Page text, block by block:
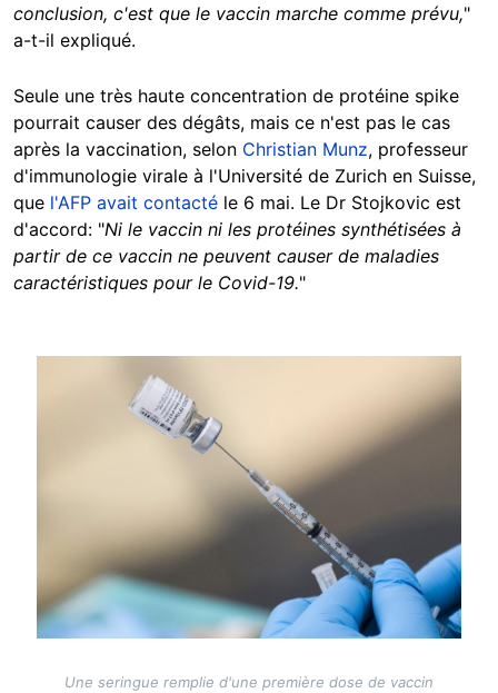
conclusion, c'est que le vaccin marche comme prévu,"
a-t-il expliqué.
Seule une très haute concentration de protéine spike
pourrait causer des dégâts, mais ce n'est pas le cas
après la vaccination, selon Christian Munz, professeur
d'immunologie virale à l'Université de Zurich en Suisse,
que l'AFP avait contacté le 6 mai. Le Dr Stojkovic est
d'accord: "Ni le vaccin ni les protéines synthétisées à
partir de ce vaccin ne peuvent causer de maladies
caractéristiques pour le Covid-19."
Une seringue remplie d'une première dose de vaccin